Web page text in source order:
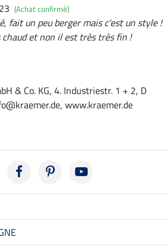
(Achat confirmé)
fait un peu berger mais c'est un style !
et non il est très très fin !
& Co. KG, 4. Industriestr. 1 + 2, D
www.kraemer.de